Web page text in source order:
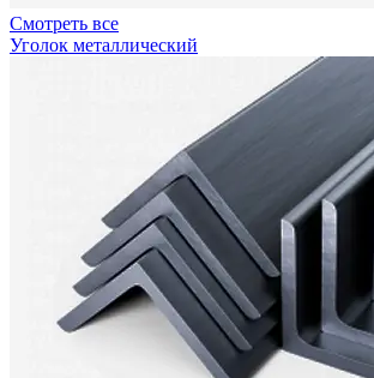
Смотреть все
Уголок металлический